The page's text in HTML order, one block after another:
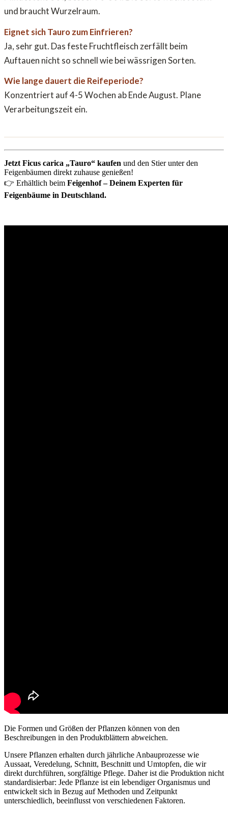
und braucht Wurzelraum.
Eignet sich Tauro zum Einfrieren?
Ja, sehr gut. Das feste Fruchtfleisch zerfällt beim
Auftauen nicht so schnell wie bei wässrigen Sorten.
Wie lange dauert die Reifeperiode?
Konzentriert auf 4-5 Wochen ab Ende August. Plane
Verarbeitungszeit ein.
Jetzt Ficus carica „Tauro“ kaufen und den Stier unter den
Feigenbäumen direkt zuhause genießen!
👉 Erhältlich beim Feigenhof – Deinem Experten für
Feigenbäume in Deutschland.
Die Formen und Größen der Pflanzen können von den
Beschreibungen in den Produktblättern abweichen.
Unsere Pflanzen erhalten durch jährliche Anbauprozesse wie
Aussaat, Veredelung, Schnitt, Beschnitt und Umtopfen, die wir
direkt durchführen, sorgfältige Pflege. Daher ist die Produktion nicht
standardisierbar: Jede Pflanze ist ein lebendiger Organismus und
entwickelt sich in Bezug auf Methoden und Zeitpunkt
unterschiedlich, beeinflusst von verschiedenen Faktoren.